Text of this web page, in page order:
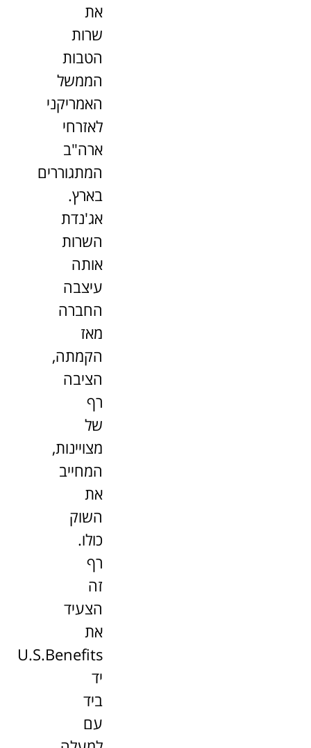
את
שרות
הטבות
הממשל
האמריקני
לאזרחי
ארה"ב
המתגוררים
בארץ.
אג'נדת
השרות
אותה
עיצבה
החברה
מאז
הקמתה,
הציבה
רף
של
מצויינות,
המחייב
את
השוק
כולו.
רף
זה
הצעיד
את
U.S.Benefits
יד
ביד
עם